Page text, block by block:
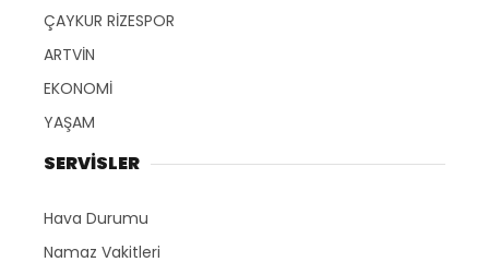
ÇAYKUR RİZESPOR
ARTVİN
EKONOMİ
YAŞAM
SERVİSLER
Hava Durumu
Namaz Vakitleri